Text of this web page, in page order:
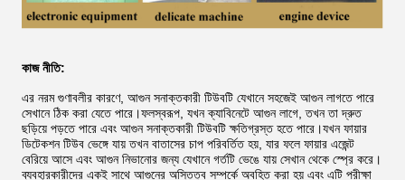
কাজ নীতি:
এর নরম গুণাবলীর কারণে, আগুন সনাক্তকারী টিউবটি যেখানে সহজেই আগুন লাগতে পারে
সেখানে ঠিক করা যেতে পারে।ফলস্বরূপ, যখন ক্যাবিনেটে আগুন লাগে, তখন তা দ্রুত
ছড়িয়ে পড়তে পারে এবং আগুন সনাক্তকারী টিউবটি ক্ষতিগ্রস্ত হতে পারে।যখন ফায়ার
ডিটেকশন টিউব ভেঙ্গে যায় তখন বাতাসের চাপ পরিবর্তিত হয়, যার ফলে ফায়ার এজেন্ট
বেরিয়ে আসে এবং আগুন নিভানোর জন্য যেখানে গর্তটি ভেঙে যায় সেখান থেকে স্প্রে করে।
ব্যবহারকারীদের একই সাথে আগুনের অস্তিত্ব সম্পর্কে অবহিত করা হয় এবং এটি পরীক্ষা